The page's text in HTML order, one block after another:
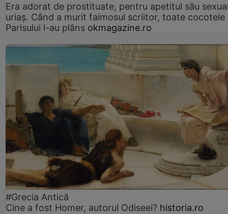
Era adorat de prostituate, pentru apetitul său
uriaș. Când a murit faimosul scriitor, toate cocotele
Parisului l-au plâns okmagazine.ro
#Grecia Antică
Cine a fost Homer, autorul Odiseei? historia.ro